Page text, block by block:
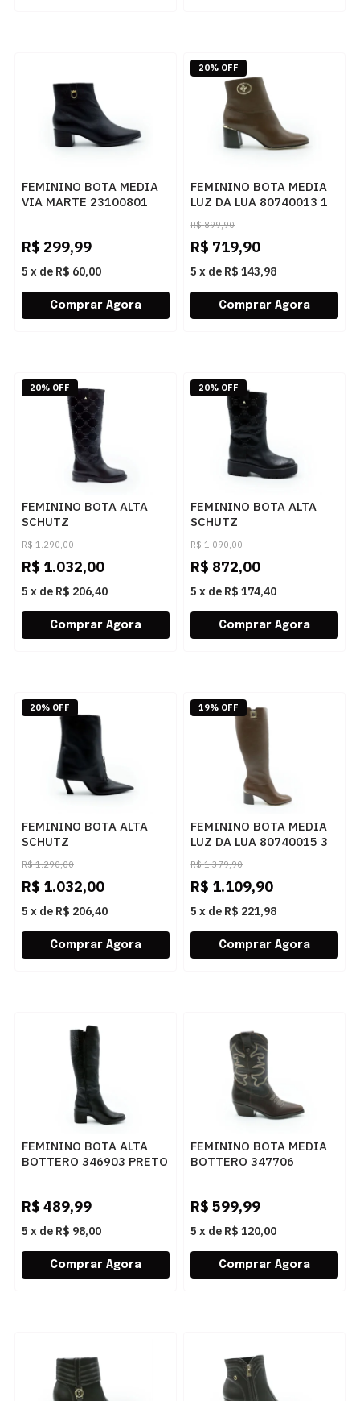
FEMININO BOTA MEDIA
VIA MARTE 23100801
R$ 299,99
5 x de R$ 60,00
FEMININO BOTA MEDIA
LUZ DA LUA 80740013 1
TRUFA
R$ 899,90
R$ 719,90
5 x de R$ 143,98
20% OFF
FEMININO BOTA ALTA
SCHUTZ
S2233400250001 BLACK
R$ 1.290,00
R$ 1.032,00
5 x de R$ 206,40
20% OFF
FEMININO BOTA ALTA
SCHUTZ
S2233100390001 BLACK
R$ 1.090,00
R$ 872,00
5 x de R$ 174,40
20% OFF
FEMININO BOTA ALTA
SCHUTZ
S2211900290001 BLACK
R$ 1.290,00
R$ 1.032,00
5 x de R$ 206,40
20% OFF
FEMININO BOTA MEDIA
LUZ DA LUA 80740015 3
TRUFA
R$ 1.379,90
R$ 1.109,90
5 x de R$ 221,98
19% OFF
FEMININO BOTA ALTA
BOTTERO 346903 PRETO
R$ 489,99
5 x de R$ 98,00
FEMININO BOTA MEDIA
BOTTERO 347706
R$ 599,99
5 x de R$ 120,00